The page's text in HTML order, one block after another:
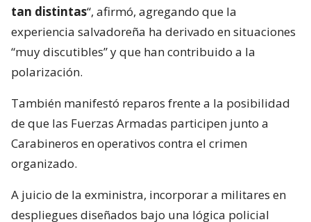
tan distintas“, afirmó, agregando que la
experiencia salvadoreña ha derivado en situaciones
“muy discutibles” y que han contribuido a la
polarización.
También manifestó reparos frente a la posibilidad
de que las Fuerzas Armadas participen junto a
Carabineros en operativos contra el crimen
organizado.
A juicio de la exministra, incorporar a militares en
despliegues diseñados bajo una lógica policial